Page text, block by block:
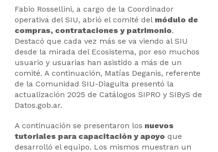
Fabio Rossellini, a cargo de la Coordinador
operativa del SIU, abrió el comité del módulo de
compras, contrataciones y patrimonio.
Destacó que cada vez más se va viendo al SIU
desde la mirada del Ecosistema, por eso muchos
usuario y usuarias han asistido a más de un
comité. A continuación, Matías Deganis, referente
de la Comunidad SIU-Diaguita presentó la
actualización 2025 de Catálogos SIPRO y SIByS de
Datos.gob.ar.
A continuación se presentaron los nuevos
tutoriales para capacitación y apoyo que
desarrolló el equipo. Los mismos muestran un